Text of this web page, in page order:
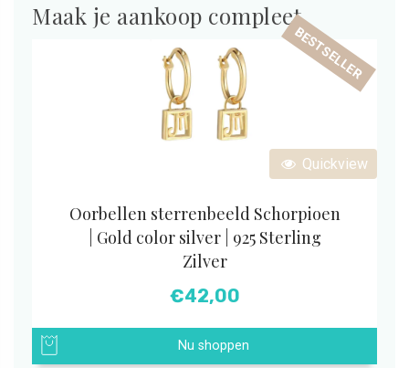
Maak je aankoop compleet
Quickview
BESTSELLER
Oorbellen sterrenbeeld Schorpioen
| Gold color silver | 925 Sterling
Zilver
€42,00
Nu shoppen